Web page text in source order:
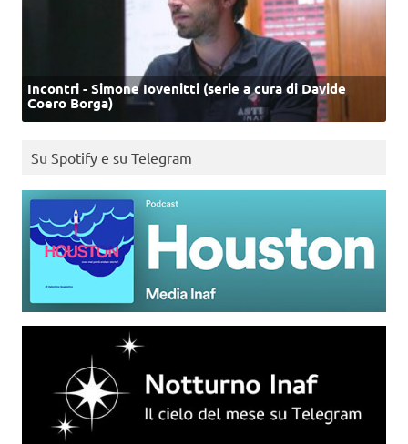
Incontri - Simone Iovenitti (serie a cura di Davide
Coero Borga)
Su Spotify e su Telegram